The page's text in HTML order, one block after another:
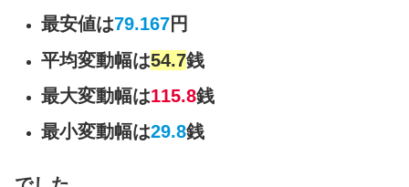
最安値は79.167円
平均変動幅は54.7銭
最大変動幅は115.8銭
最小変動幅は29.8銭